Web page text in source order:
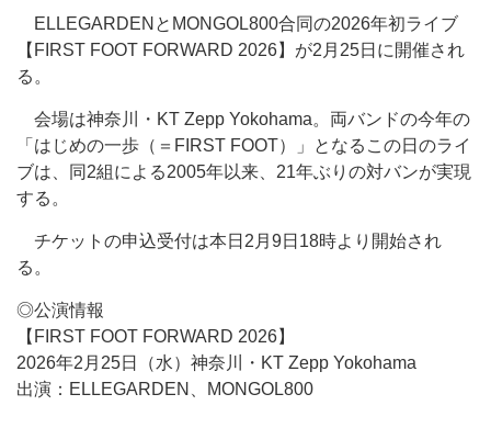
ELLEGARDENとMONGOL800合同の2026年初ライブ
【FIRST FOOT FORWARD 2026】が2月25日に開催され
る。
会場は神奈川・KT Zepp Yokohama。両バンドの今年の
「はじめの一歩（＝FIRST FOOT）」となるこの日のライ
ブは、同2組による2005年以来、21年ぶりの対バンが実現
する。
チケットの申込受付は本日2月9日18時より開始され
る。
◎公演情報
【FIRST FOOT FORWARD 2026】
2026年2月25日（水）神奈川・KT Zepp Yokohama
出演：ELLEGARDEN、MONGOL800